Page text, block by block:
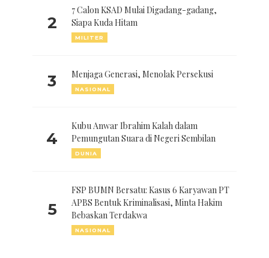
2
7 Calon KSAD Mulai Digadang-gadang,
Siapa Kuda Hitam
MILITER
3 Menjaga Generasi, Menolak Persekusi
NASIONAL
4
Kubu Anwar Ibrahim Kalah dalam
Pemungutan Suara di Negeri Sembilan
DUNIA
5
FSP BUMN Bersatu: Kasus 6 Karyawan PT
APBS Bentuk Kriminalisasi, Minta Hakim
Bebaskan Terdakwa
NASIONAL